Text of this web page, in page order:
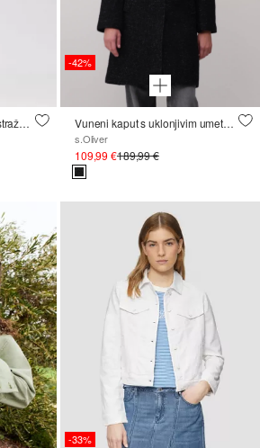
Auto kaput s prorezom na stražnjoj strani i detaljem šipke na rukavu
-42%
Vuneni kaput s uklonjivim umetkom
s.Oliver
109,99 €189,99 €
-33%